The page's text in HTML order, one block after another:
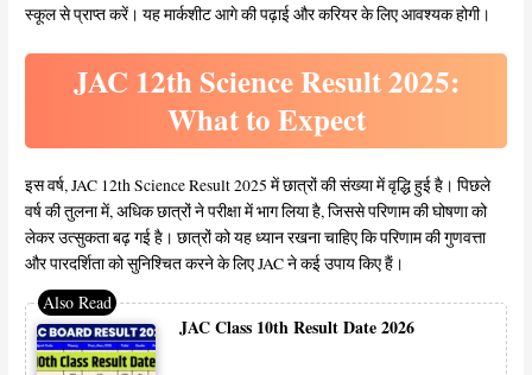
स्कूल से प्राप्त करें। यह मार्कशीट आगे की पढ़ाई और करियर के लिए आवश्यक होगी।
JAC 12th Science Result 2025:
What to Expect
इस वर्ष, JAC 12th Science Result 2025 में छात्रों की संख्या में वृद्धि हुई है। पिछले
वर्ष की तुलना में, अधिक छात्रों ने परीक्षा में भाग लिया है, जिससे परिणाम की घोषणा को
लेकर उत्सुकता बढ़ गई है। छात्रों को यह ध्यान रखना चाहिए कि परिणाम की गुणवत्ता
और पारदर्शिता को सुनिश्चित करने के लिए JAC ने कई उपाय किए हैं।
JAC Class 10th Result Date 2026